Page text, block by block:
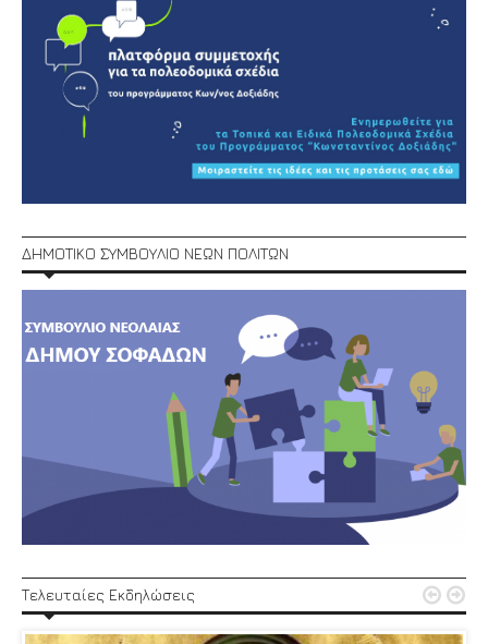
ΔΗΜΟΤΙΚΟ ΣΥΜΒΟΥΛΙΟ ΝΕΩΝ ΠΟΛΙΤΩΝ
Τελευταίες Εκδηλώσεις  